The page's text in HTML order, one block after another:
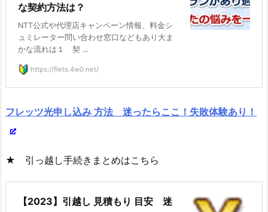
な契約方法は？
NTT公式や代理店キャンペーン情報、料金シ
ュミレーター問い合わせ窓口などもあり大ま
かな流れは１ 契 ...
https://flets.4w0.net/
フレッツ光申し込み 方法 迷ったらここ！失敗体験あり！
★ 引っ越し手続きまとめはこちら
【2023】引越し 見積もり 目安 迷